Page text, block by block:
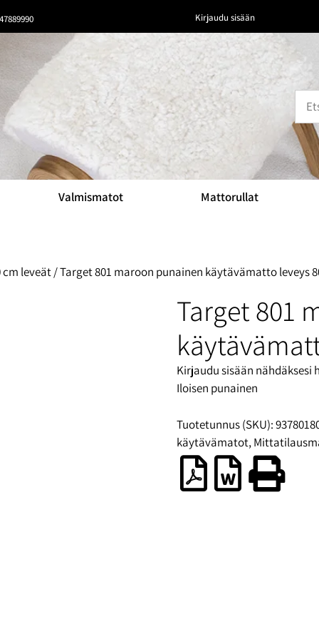
Kirjaudu sisään
Valmismatot Mattorullat
cm leveät/ Target 801 maroon punainen käytävämatto leveys
Target 801
Kirjaudu sisään nähdäksesi
Iloisen punainen
Tuotetunnus (SKU):
käytävämatot,